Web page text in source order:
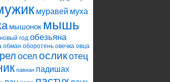
муравей муха
мышонок мышь
новый год обезьяна
обман оборотень овечка овца
оселосликотец
павиан падишах